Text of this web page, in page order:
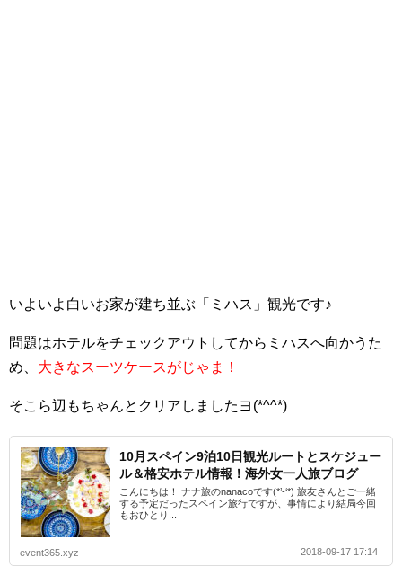
いよいよ白いお家が建ち並ぶ「ミハス」観光です♪
問題はホテルをチェックアウトしてからミハスへ向かうた
め、 大きなスーツケースがじゃま！
そこら辺もちゃんとクリアしましたヨ(*^^*)
10月スペイン9泊10日観光ルートとスケジュー
ル＆格安ホテル情報！海外女一人旅ブログ
こんにちは！ ナナ旅のnanacoです(*’-‘*) 旅友さんとご一緒
する予定だったスペイン旅行ですが、事情により結局今回
もおひとり...
event365.xyz 2018-09-17 17:14